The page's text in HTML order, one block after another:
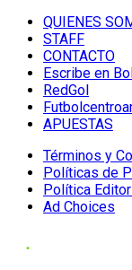
QUIENES
STAFF
CONTACTO
Escribe en
RedGol
APUESTAS
Términos y
Políticas de
Política
Ad Choices